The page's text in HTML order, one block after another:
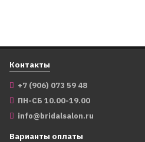
Контакты
+7 (906) 073 59 48
ПН-СБ 10.00-19.00
info@bridalsalon.ru
Варианты оплаты